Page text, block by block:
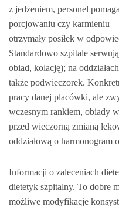
z jedzeniem, personel
porcjowaniu czy karmieniu –
otrzymały posiłek w
Standardowo szpitale
obiad, kolację); na
także podwieczorek.
pracy danej placówki, ale
wczesnym rankiem, obiady
przed wieczorną zmianą
oddziałową o harmonogram
Informacji o zaleceniach
dietetyk szpitalny. To dobre
możliwe modyfikacje